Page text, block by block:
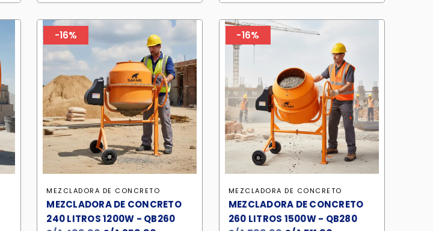
-16%
MEZCLADORA DE CONCRETO
MEZCLADORA DE CONCRETO
240 LITROS 1200W - QB260
-16%
MEZCLADORA DE CONCRETO
MEZCLADORA DE CONCRETO
260 LITROS 1500W - QB280